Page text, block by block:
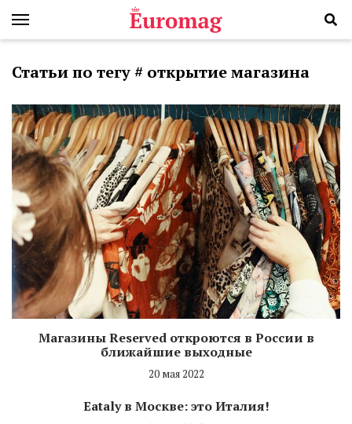
Статьи по тегу # открытие магазина
Магазины Reserved откроются в России в
ближайшие выходные
20 мая 2022
Eataly в Москве: это Италия!